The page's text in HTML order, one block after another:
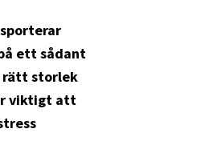
ett sådant
rätt storlek
viktigt att